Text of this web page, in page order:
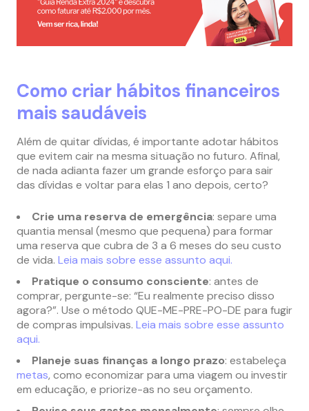
Como criar hábitos financeiros
mais saudáveis
Além de quitar dívidas, é importante adotar hábitos
que evitem cair na mesma situação no futuro. Afinal,
de nada adianta fazer um grande esforço para sair
das dívidas e voltar para elas 1 ano depois, certo?
Crie uma reserva de emergência: separe uma
quantia mensal (mesmo que pequena) para formar
uma reserva que cubra de 3 a 6 meses do seu custo
de vida. Leia mais sobre esse assunto aqui.
Pratique o consumo consciente: antes de
comprar, pergunte-se: “Eu realmente preciso disso
agora?”. Use o método QUE-ME-PRE-PO-DE para fugir
de compras impulsivas. Leia mais sobre esse assunto
aqui.
Planeje suas finanças a longo prazo: estabeleça
metas, como economizar para uma viagem ou investir
em educação, e priorize-as no seu orçamento.